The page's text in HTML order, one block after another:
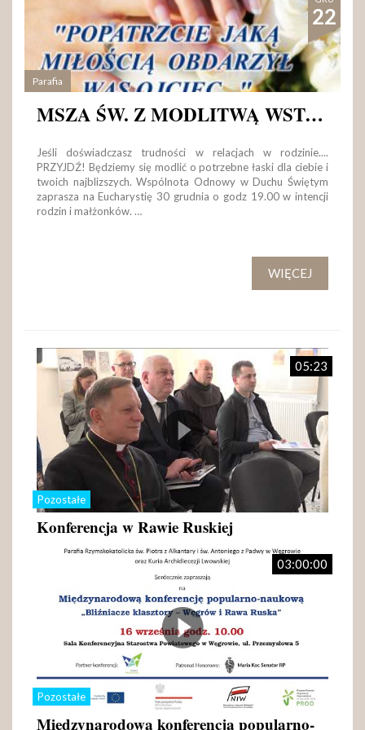
22
Parafia
MSZA ŚW. Z MODLITWĄ WSTAWIENNICZĄ I ODNOWIENIEM SAKRAMENTU MAŁŻEŃSTWA
Jeśli doświadczasz trudności w relacjach w rodzinie....
PRZYJDŹ! Będziemy się modlić o potrzebne łaski dla ciebie i
twoich najblizszych. Wspólnota Odnowy w Duchu Świętym
zaprasza na Eucharystię 30 grudnia o godz 19.00 w intencji
rodzin i małżonków. …
WIĘCEJ
Pozostałe
05:23
Konferencja w Rawie Ruskiej
Pozostałe
03:00:00
Międzynarodowa konferencja popularno-